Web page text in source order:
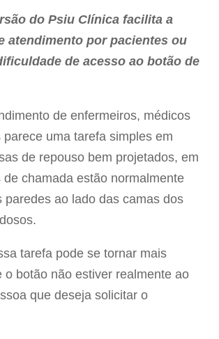
do Psiu Clínica facilita a
atendimento por pacientes ou
de acesso ao botão de
de enfermeiros, médicos
parece uma tarefa simples em
de repouso bem projetados, em
de chamada estão normalmente
paredes ao lado das camas dos
tarefa pode se tornar mais
o botão não estiver realmente ao
que deseja solicitar o